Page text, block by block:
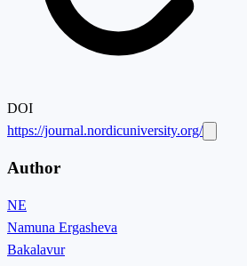
DOI
https://journal.nordicuniversity.org/
Author
NE
Namuna Ergasheva
Bakalavur